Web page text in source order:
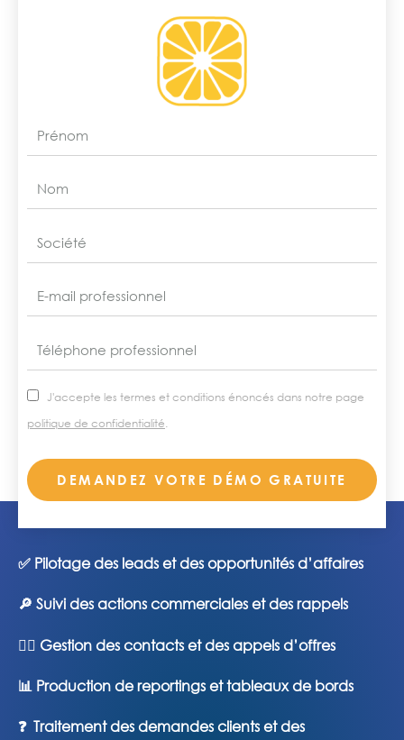
nom
email
RGPDJ'accepte les termes et conditions énoncés dans notre page
politique de confidentialité
DEMANDEZ VOTRE DÉMO GRATUITE
✅ Pilotage des leads et des opportunités d’affaires
🔎 Suivi des actions commerciales et des rappels
🙋‍♂️ Gestion des contacts et des appels d’offres
📊 Production de reportings et tableaux de bords
❓ Traitement des demandes clients et des